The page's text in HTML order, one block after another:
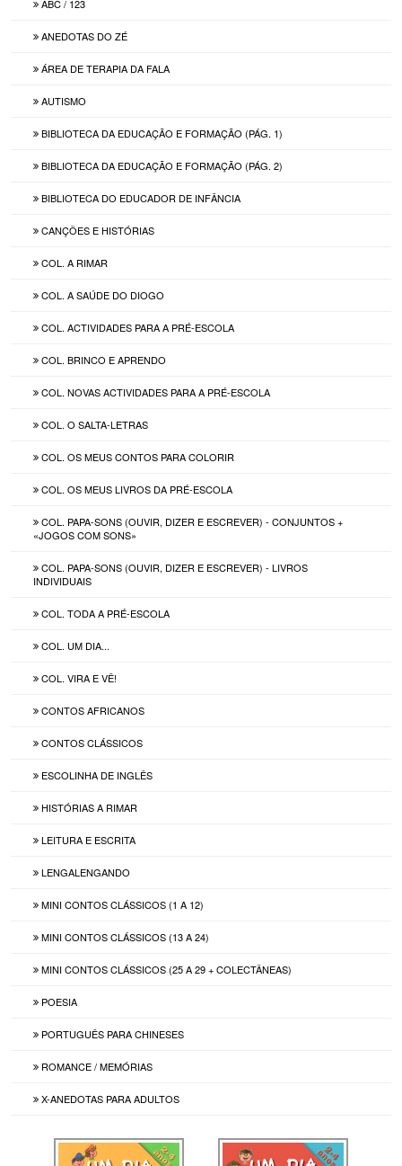
ABC / 123
ANEDOTAS DO ZÉ
ÁREA DE TERAPIA DA FALA
AUTISMO
BIBLIOTECA DA EDUCAÇÃO E FORMAÇÃO (PÁG. 1)
BIBLIOTECA DA EDUCAÇÃO E FORMAÇÃO (PÁG. 2)
BIBLIOTECA DO EDUCADOR DE INFÂNCIA
CANÇÕES E HISTÓRIAS
COL. A RIMAR
COL. A SAÚDE DO DIOGO
COL. ACTIVIDADES PARA A PRÉ-ESCOLA
COL. BRINCO E APRENDO
COL. NOVAS ACTIVIDADES PARA A PRÉ-ESCOLA
COL. O SALTA-LETRAS
COL. OS MEUS CONTOS PARA COLORIR
COL. OS MEUS LIVROS DA PRÉ-ESCOLA
COL. PAPA-SONS (OUVIR, DIZER E ESCREVER) - CONJUNTOS +
«JOGOS COM SONS»
COL. PAPA-SONS (OUVIR, DIZER E ESCREVER) - LIVROS
INDIVIDUAIS
COL. TODA A PRÉ-ESCOLA
COL. UM DIA...
COL. VIRA E VÊ!
CONTOS AFRICANOS
CONTOS CLÁSSICOS
ESCOLINHA DE INGLÊS
HISTÓRIAS A RIMAR
LEITURA E ESCRITA
LENGALENGANDO
MINI CONTOS CLÁSSICOS (1 A 12)
MINI CONTOS CLÁSSICOS (13 A 24)
MINI CONTOS CLÁSSICOS (25 A 29 + COLECTÂNEAS)
POESIA
PORTUGUÊS PARA CHINESES
ROMANCE / MEMÓRIAS
X-ANEDOTAS PARA ADULTOS